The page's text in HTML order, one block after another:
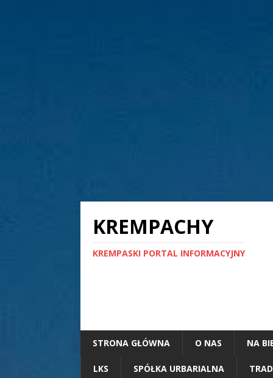
KREMPACHY
KREMPASKI PORTAL INFORMACYJNY
STRONA GŁÓWNA O NAS NA
LKS SPÓŁKA URBARIALNA